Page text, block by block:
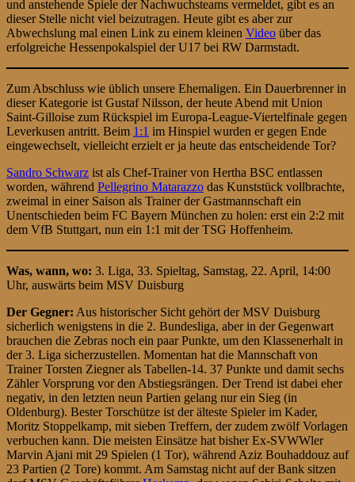
und anstehende Spiele der Nachwuchsteams vermeldet, gibt es an
dieser Stelle nicht viel beizutragen. Heute gibt es aber zur
Abwechslung mal einen Link zu einem kleinen Video über das
erfolgreiche Hessenpokalspiel der U17 bei RW Darmstadt.
Zum Abschluss wie üblich unsere Ehemaligen. Ein Dauerbrenner in
dieser Kategorie ist Gustaf Nilsson, der heute Abend mit Union
Saint-Gilloise zum Rückspiel im Europa-League-Viertelfinale gegen
Leverkusen antritt. Beim 1:1 im Hinspiel wurden er gegen Ende
eingewechselt, vielleicht erzielt er ja heute das entscheidende Tor?
Sandro Schwarz ist als Chef-Trainer von Hertha BSC entlassen
worden, während Pellegrino Matarazzo das Kunststück vollbrachte,
zweimal in einer Saison als Trainer der Gastmannschaft ein
Unentschieden beim FC Bayern München zu holen: erst ein 2:2 mit
dem VfB Stuttgart, nun ein 1:1 mit der TSG Hoffenheim.
Was, wann, wo: 3. Liga, 33. Spieltag, Samstag, 22. April, 14:00
Uhr, auswärts beim MSV Duisburg
Der Gegner: Aus historischer Sicht gehört der MSV Duisburg
sicherlich wenigstens in die 2. Bundesliga, aber in der Gegenwart
brauchen die Zebras noch ein paar Punkte, um den Klassenerhalt in
der 3. Liga sicherzustellen. Momentan hat die Mannschaft von
Trainer Torsten Ziegner als Tabellen-14. 37 Punkte und damit sechs
Zähler Vorsprung vor den Abstiegsrängen. Der Trend ist dabei eher
negativ, in den letzten neun Partien gelang nur ein Sieg (in
Oldenburg). Bester Torschütze ist der älteste Spieler im Kader,
Moritz Stoppelkamp, mit sieben Treffern, der zudem zwölf Vorlagen
verbuchen kann. Die meisten Einsätze hat bisher Ex-SVWWler
Marvin Ajani mit 29 Spielen (1 Tor), während Aziz Bouhaddouz auf
23 Partien (2 Tore) kommt. Am Samstag nicht auf der Bank sitzen